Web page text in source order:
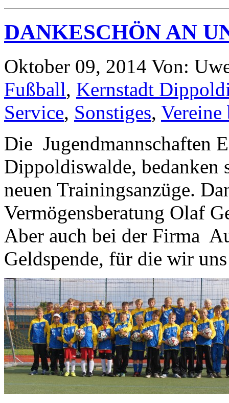
DANKESCHÖN AN
Oktober 09, 2014 Von:
Fußball, Kernstadt
Service, Sonstiges, Vereine
Die Jugendmannschaften
Dippoldiswalde, bedanken
neuen Trainingsanzüge.
Vermögensberatung Olaf
Aber auch bei der Firma
Geldspende, für die wir